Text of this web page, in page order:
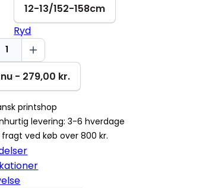
12-13/152-158cm
Ryd
- 279,00 kr.
printshop
levering: 3-6 hverdage
fragt ved køb over 800 kr.